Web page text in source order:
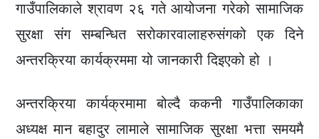
गाउँपालिकाले श्रावण २६ गते आयोजना गरेको सामाजिक
सुरक्षा संग सम्बन्धित सरोकारवालाहरुसंगको एक दिने
अन्तरक्रिया कार्यक्रममा यो जानकारी दिइएको हो ।
अन्तरक्रिया कार्यक्रमामा बोल्दै ककनी गाउँपालिकाका
अध्यक्ष मान बहादुर लामाले सामाजिक सुरक्षा भत्ता समयमै